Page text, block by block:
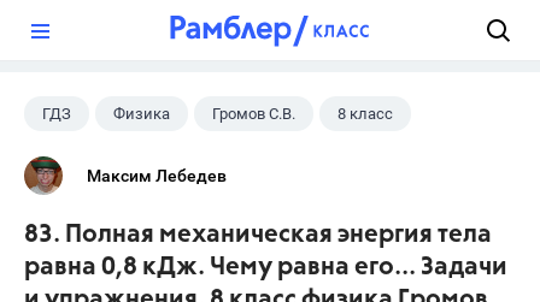
ГДЗ Физика Громов С.В. 8 класс
Максим Лебедев
83. Полная механическая энергия тела
равна 0,8 кДж. Чему равна его... Задачи